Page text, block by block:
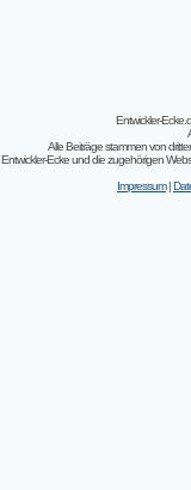
Entwickler-
Alle Beiträge stammen von
Entwickler-Ecke und die zugehörigen
Impressum|